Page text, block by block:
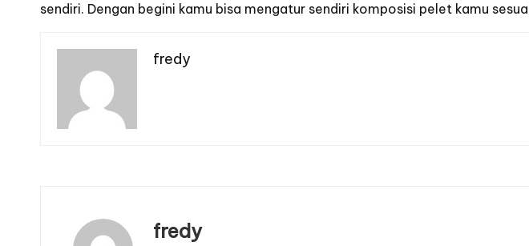
sendiri. Dengan begini kamu bisa mengatur sendiri komposisi pelet kamu
fredy
fredy